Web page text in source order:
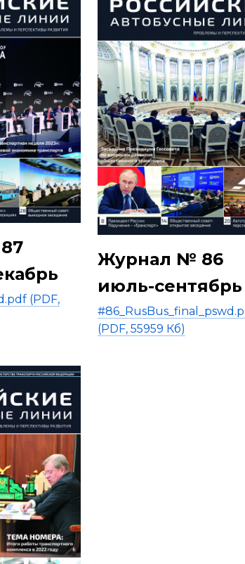
(PDF,
Журнал № 86
июль-сентябрь
(PDF, 55959 Кб)